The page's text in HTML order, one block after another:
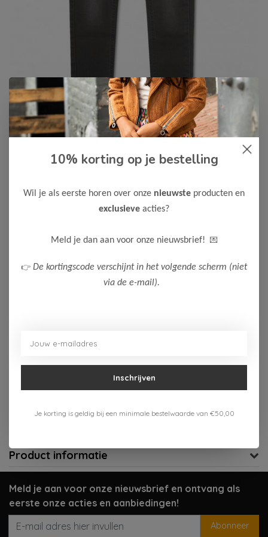
Koko Noko -55%
11,25 24,99
Kleur: Black jeans - Materiaal: 98% Cotton/ 2% Elastane
Maak een keuze:
Aan verlanglijst toevoegen
Gratis verzenden vanaf 75,-
Verzenden 1-3 werkdagen
Product informatie
Meld je aan voor onze nieuwsbrief en ontvang als
eerste onze acties en aanbiedingen!
Abonneer
10% korting op je bestelling
Wil je als eerste horen over onze nieuwste producten en
exclusieve acties?
Meld je dan aan voor onze nieuwsbrief! 💌
👉 De kortingscode verschijnt in het volgende scherm (niet
via de e-mail).
Inschrijven
Je korting is geldig bij een minimale bestelwaarde van €50,00